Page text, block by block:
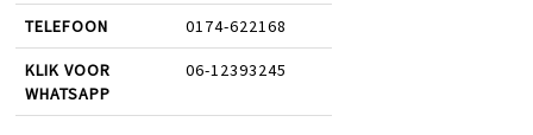
TELEFOON 0174-622168
KLIK VOOR
WHATSAPP
06-12393245